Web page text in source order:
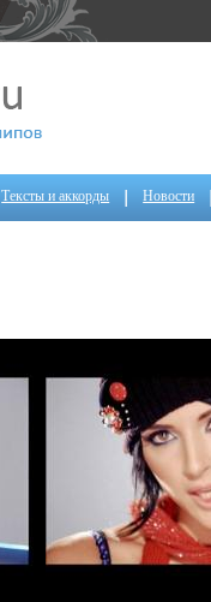
Тексты и аккорды Новости